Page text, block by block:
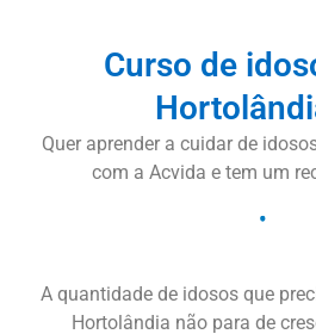
Curso de
Quer aprender a cuidar de
com a Acvida e tem um
A quantidade de idosos que
Hortolândia não para de